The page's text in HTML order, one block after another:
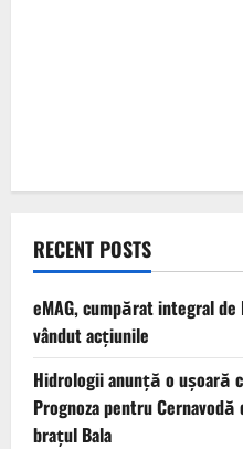
RECENT POSTS
eMAG, cumpărat integral de
vândut acțiunile
Hidrologii anunță o ușoară
Prognoza pentru
brațul Bala